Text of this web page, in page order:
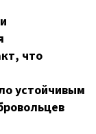
что
устойчивым